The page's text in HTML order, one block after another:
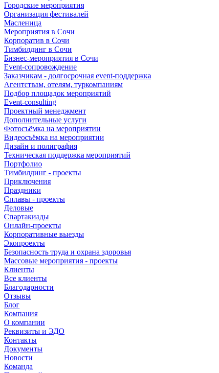
Городские мероприятия
Организация фестивалей
Масленица
Мероприятия в Сочи
Корпоратив в Сочи
Тимбилдинг в Сочи
Бизнес-мероприятия в Сочи
Event-сопровождение
Заказчикам - долгосрочная event-поддержка
Агентствам, отелям, туркомпаниям
Подбор площадок мероприятий
Event-consulting
Проектный менеджмент
Дополнительные услуги
Фотосъёмка на мероприятии
Видеосъёмка на мероприятии
Дизайн и полиграфия
Техническая поддержка мероприятий
Портфолио
Тимбилдинг - проекты
Приключения
Праздники
Сплавы - проекты
Деловые
Спартакиады
Онлайн-проекты
Корпоративные выезды
Экопроекты
Безопасность труда и охрана здоровья
Массовые мероприятия - проекты
Клиенты
Все клиенты
Благодарности
Отзывы
Блог
Компания
О компании
Реквизиты и ЭДО
Контакты
Документы
Новости
Команда